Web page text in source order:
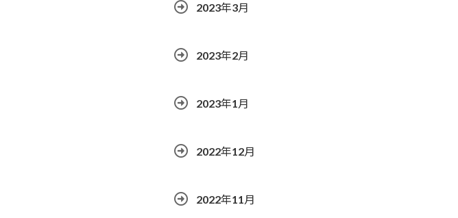
2023年3月
2023年2月
2023年1月
2022年12月
2022年11月